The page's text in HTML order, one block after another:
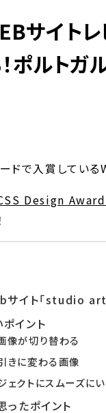
サイト
ポルト
ドで入賞している
Design
サイト「studio
イント
像が切り替わる
きに変わる画像
ェクトにスムーズに
ったポイント